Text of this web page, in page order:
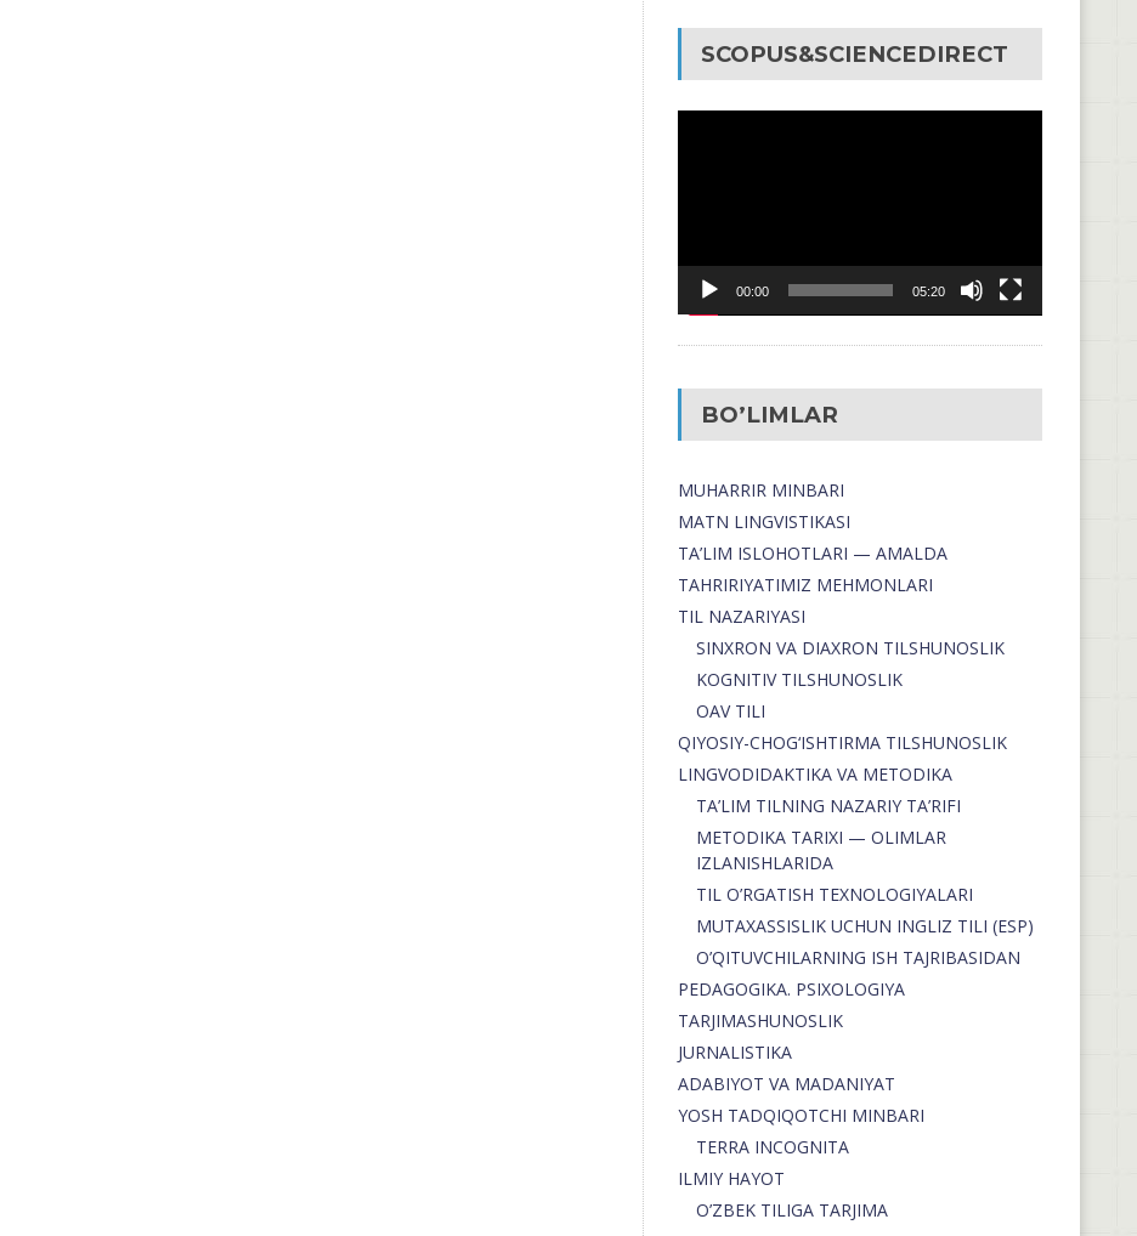
SCOPUS&SCIENCEDIRECT
00:00 05:20
BO’LIMLAR
MUHARRIR MINBARI
MATN LINGVISTIKASI
TA’LIM ISLOHOTLARI — AMALDA
TAHRIRIYATIMIZ MEHMONLARI
TIL NAZARIYASI
SINXRON VA DIAXRON TILSHUNOSLIK
KOGNITIV TILSHUNOSLIK
OAV TILI
QIYOSIY-CHOG‘ISHTIRMA TILSHUNOSLIK
LINGVODIDAKTIKA VA METODIKA
TA’LIM TILNING NAZARIY TA’RIFI
METODIKA TARIXI — OLIMLAR
IZLANISHLARIDA
TIL O’RGATISH TEXNOLOGIYALARI
MUTAXASSISLIK UCHUN INGLIZ TILI (ESP)
O’QITUVCHILARNING ISH TAJRIBASIDAN
PEDAGOGIKA. PSIXOLOGIYA
TARJIMASHUNOSLIK
JURNALISTIKA
ADABIYOT VA MADANIYAT
YOSH TADQIQOTCHI MINBARI
TERRA INCOGNITA
ILMIY HAYOT
O’ZBEK TILIGA TARJIMA